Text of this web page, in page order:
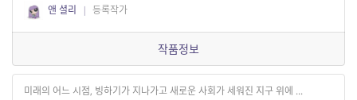
앤 셜리
| 등록작가
작품정보
미래의 어느 시점, 빙하기가 지나가고 새로운 사회가 세워진 지구 위에 ...